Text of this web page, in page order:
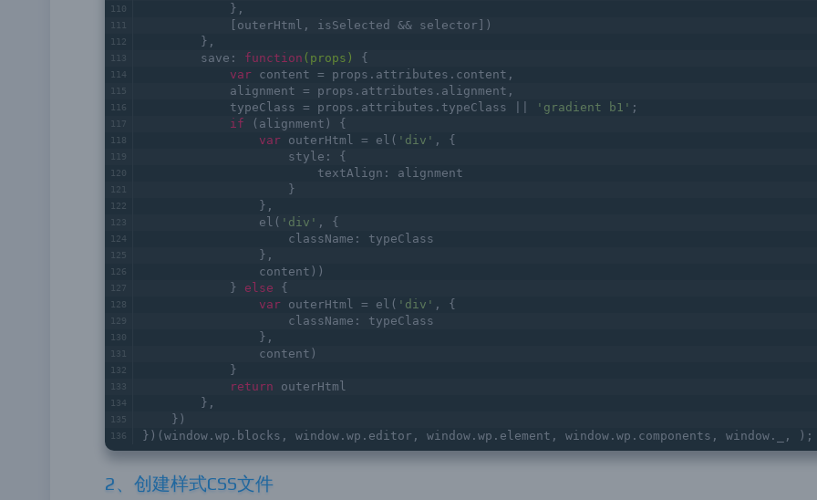
            },
            [outerHtml, isSelected && selector])
        },
        save:
function (props)
{
var content = props.attributes.content,
            alignment = props.attributes.alignment,
            typeClass = props.attributes.typeClass ||
'gradient b1' ;
if (alignment) {
var outerHtml = el( 'div' , {
                    style: {
                        textAlign: alignment
                    }
                },
                el(
'div' , {
                    className: typeClass
                },
                content))
            }
else {
var outerHtml = el( 'div' , {
                    className: typeClass
                },
                content)
            }
return outerHtml
        },
    })
})(window.wp.blocks, window.wp.editor, window.wp.element, window.wp.components, window._, );
2、创建样式CSS文件